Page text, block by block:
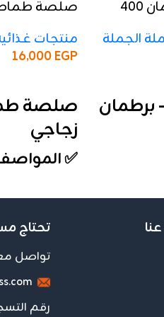
صلصة طماطم لما – برطمان 400
الجملة
على
صلصة
منتجات
16,000EGP
صلصة
زجاجي
✅
التعبئة:الشرنك
الخامة:
الطعم
التقفيل:
العرض
تحتاج
تواصل
رقم